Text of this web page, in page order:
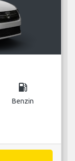
local_gas_station
Benzin